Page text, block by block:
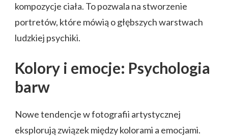
kompozycje ciała. To pozwala na stworzenie
portretów, które mówią o głębszych warstwach
ludzkiej psychiki.
Kolory i emocje: Psychologia
barw
Nowe tendencje w fotografii artystycznej
eksplorują związek między kolorami a emocjami.